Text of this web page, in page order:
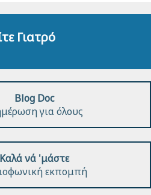
Γιατρό
Blog Doc
για όλους
Καλά νά 'μάστε
εκπομπή